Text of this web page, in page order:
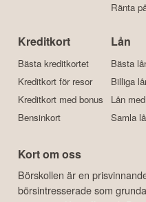
Ränta
Kreditkort
Bästa kreditkortet
Kreditkort för resor
Kreditkort med bonus
Bensinkort
Lån
Bästa
Billiga
Lån
Samla
Kort om oss
Börskollen är en
börsintresserade som